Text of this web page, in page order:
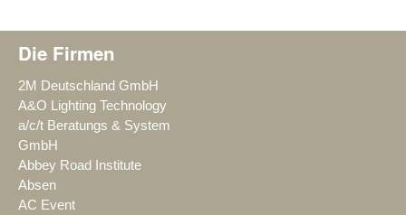
Die Firmen
2M Deutschland GmbH
A&O Lighting Technology
a/c/t Beratungs & System
GmbH
Abbey Road Institute
Absen
AC Event